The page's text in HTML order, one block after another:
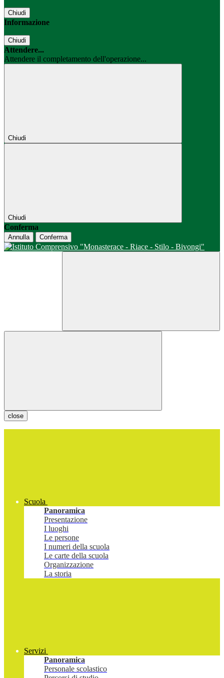
Chiudi
Informazione
Chiudi
Attendere...
Attendere il completamento dell'operazione...
Chiudi
Chiudi
Conferma
Annulla Conferma
close
Scuola
Panoramica
Presentazione
I luoghi
Le persone
I numeri della scuola
Le carte della scuola
Organizzazione
La storia
Servizi
Panoramica
Personale scolastico